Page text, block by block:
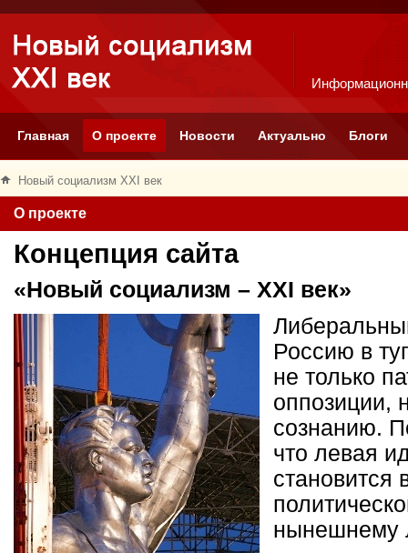
Главная О проекте Новости Актуально Блоги
Новый социализм XXI век
О проекте
Концепция сайта
«Новый социализм – XXI век»
Россию в
не только
оппозиции,
сознанию.
что левая
становится
нынешнему